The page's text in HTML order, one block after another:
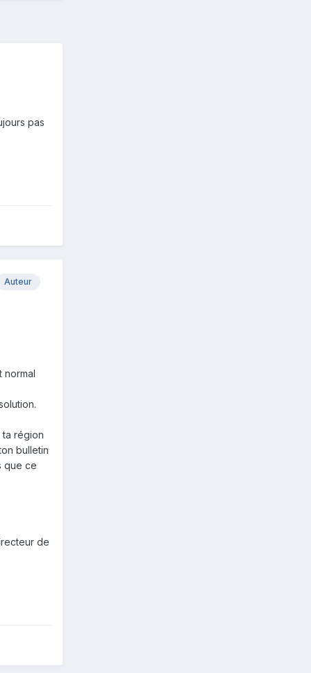
pas
Auteur
normal
région
bulletin
que ce
de